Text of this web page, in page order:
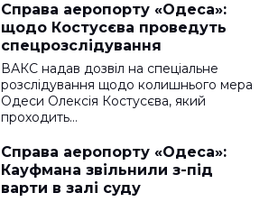
Справа аеропорту «Одеса»:
щодо Костусєва проведуть
спецрозслідування
ВАКС надав дозвіл на спеціальне
розслідування щодо колишнього мера
Одеси Олексія Костусєва, який
проходить…
Справа аеропорту «Одеса»:
Кауфмана звільнили з-під
варти в залі суду